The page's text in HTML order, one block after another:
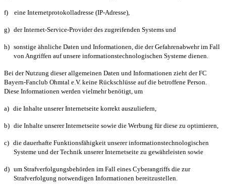
f) eine Internetprotokolladresse (IP-Adresse),
g) der Internet-Service-Provider des zugreifenden Systems und
h) sonstige ähnliche Daten und Informationen, die der Gefahrenabwehr im Fall
von Angriffen auf unsere informationstechnologischen Systeme dienen.
Bei der Nutzung dieser allgemeinen Daten und Informationen zieht der FC
Bayern-Fanclub Ohmtal e.V. keine Rückschlüsse auf die betroffene Person.
Diese Informationen werden vielmehr benötigt, um
a) die Inhalte unserer Internetseite korrekt auszuliefern,
b) die Inhalte unserer Internetseite sowie die Werbung für diese zu optimieren,
c) die dauerhafte Funktionsfähigkeit unserer informationstechnologischen
Systeme und der Technik unserer Internetseite zu gewährleisten sowie
d) um Strafverfolgungsbehörden im Fall eines Cyberangriffs die zur
Strafverfolgung notwendigen Informationen bereitzustellen.